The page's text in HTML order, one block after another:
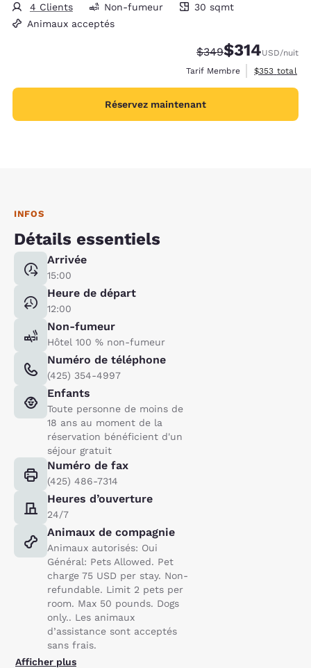
4 Clients
30 mètres carrés
Non-fumeur
30 sqmt
Animaux acceptés
Tarif barré :
$349Tarif réduit :
$314USD/nuit
Tarif Membre
Afficher les
$353 total
Réservez maintenant
INFOS
Détails essentiels
Arrivée
15:00
Heure de départ
12:00
Non-fumeur
Hôtel 100 % non-fumeur
Numéro de téléphone
(425) 354-4997
Enfants
Toute personne de moins de
18 ans au moment de la
réservation bénéficient d'un
séjour gratuit
Numéro de fax
(425) 486-7314
Heures d’ouverture
24/7
Animaux de compagnie
Animaux autorisés: Oui
Général: Pets Allowed. Pet
charge 75 USD per stay. Non-
refundable. Limit 2 pets per
room. Max 50 pounds. Dogs
only.. Les animaux
d’assistance sont acceptés
sans frais.
Afficher plus